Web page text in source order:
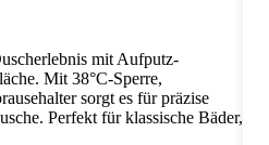
mit Aufputz-
Mit 38°C-Sperre,
sorgt es für präzise
Perfekt für klassische Bäder,